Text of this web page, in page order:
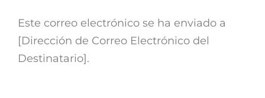
Este correo electrónico se ha enviado a
[Dirección de Correo Electrónico del
Destinatario].